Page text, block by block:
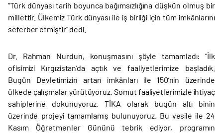
“Türk dünyası tarih boyunca bağımsızlığına düşkün olmuş bir
millettir. Ülkemiz Türk dünyası ile iş birliği için tüm imkânlarını
seferber etmiştir” dedi.
Dr. Rahman Nurdun, konuşmasını şöyle tamamladı: “İlk
ofisimizi Kırgızistan’da açtık ve faaliyetlerimize başladık.
Bugün Devletimizin artan imkânları ile 150’nin üzerinde
ülkede çalışmalar yürütüyoruz. Somut faaliyetlerimizle ihtiyaç
sahiplerine dokunuyoruz. TİKA olarak bugün altı binin
üzerinde projeyi tamamlamış bulunuyoruz. Bu vesile ile 24
Kasım Öğretmenler Gününü tebrik ediyor, programın